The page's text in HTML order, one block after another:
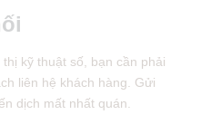
kỹ thuật số, bạn cần phải
liên hệ khách hàng. Gửi
dịch mất nhất quán.